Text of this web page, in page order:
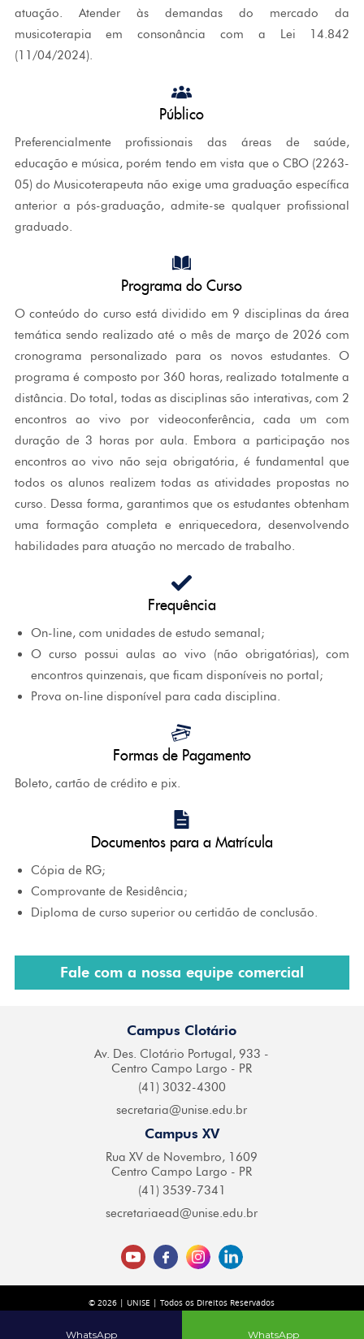
atuação. Atender às demandas do mercado da
musicoterapia em consonância com a Lei 14.842
(11/04/2024).
Público
Preferencialmente profissionais das áreas de saúde,
educação e música, porém tendo em vista que o CBO (2263-
05) do Musicoterapeuta não exige uma graduação específica
anterior a pós-graduação, admite-se qualquer profissional
graduado.
Programa do Curso
O conteúdo do curso está dividido em 9 disciplinas da área
temática sendo realizado até o mês de março de 2026 com
cronograma personalizado para os novos estudantes. O
programa é composto por 360 horas, realizado totalmente a
distância. Do total, todas as disciplinas são interativas, com 2
encontros ao vivo por videoconferência, cada um com
duração de 3 horas por aula. Embora a participação nos
encontros ao vivo não seja obrigatória, é fundamental que
todos os alunos realizem todas as atividades propostas no
curso. Dessa forma, garantimos que os estudantes obtenham
uma formação completa e enriquecedora, desenvolvendo
habilidades para atuação no mercado de trabalho.
Frequência
On-line, com unidades de estudo semanal;
O curso possui aulas ao vivo (não obrigatórias), com
encontros quinzenais, que ficam disponíveis no portal;
Prova on-line disponível para cada disciplina.
Formas de Pagamento
Boleto, cartão de crédito e pix.
Documentos para a Matrícula
Cópia de RG;
Comprovante de Residência;
Diploma de curso superior ou certidão de conclusão.
Fale com a nossa equipe comercial
Campus Clotário
Av. Des. Clotário Portugal, 933 -
Centro Campo Largo - PR
(41) 3032-4300
secretaria@unise.edu.br
Campus XV
Rua XV de Novembro, 1609
Centro Campo Largo - PR
(41) 3539-7341
secretariaead@unise.edu.br
© 2026 | UNISE | Todos os Direitos Reservados
WhatsApp
WhatsApp